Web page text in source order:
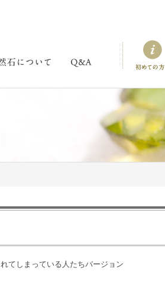
てしまっている人たちバージョン